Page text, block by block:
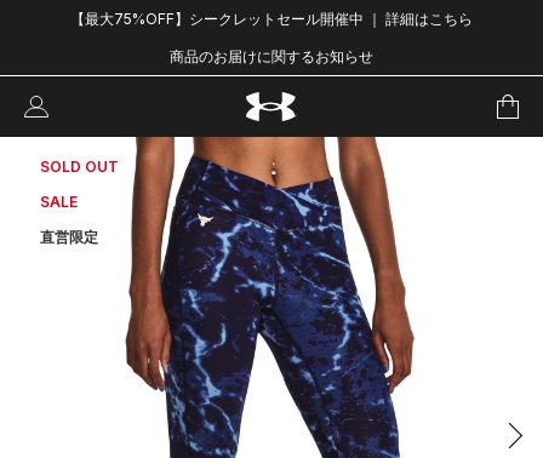
【最大75%OFF】シークレットセール開催中 ｜ 詳細はこちら
商品のお届けに関するお知らせ
SOLD OUT
SALE
直営限定